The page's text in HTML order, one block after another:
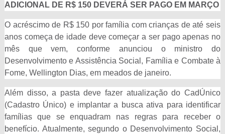
ADICIONAL DE R$ 150 DEVERÁ SER PAGO EM MARÇO
O acréscimo de R$ 150 por família com crianças de até seis
anos começa de idade deve começar a ser pago apenas no
mês que vem, conforme anunciou o ministro do
Desenvolvimento e Assistência Social, Família e Combate à
Fome, Wellington Dias, em meados de janeiro.
Além disso, a pasta deve fazer atualização do CadÚnico
(Cadastro Único) e implantar a busca ativa para identificar
famílias que se enquadram nas regras para receber o
benefício. Atualmente, segundo o Desenvolvimento Social,